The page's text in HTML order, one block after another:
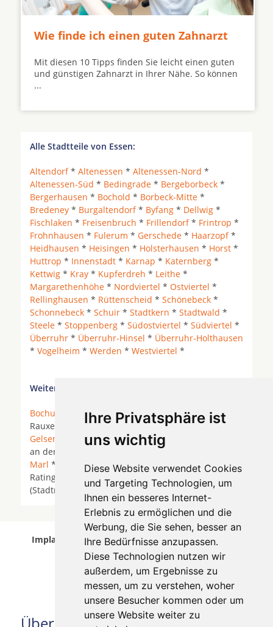
Ihre Privatsphäre ist
uns wichtig
Diese Website verwendet Cookies
und Targeting Technologien, um
Ihnen ein besseres Internet-
Erlebnis zu ermöglichen und die
Werbung, die Sie sehen, besser an
Ihre Bedürfnisse anzupassen.
Diese Technologien nutzen wir
außerdem, um Ergebnisse zu
messen, um zu verstehen, woher
unsere Besucher kommen oder um
unsere Website weiter zu
Wie finde ich einen guten Zahnarzt
Mit diesen 10 Tipps finden Sie leicht einen guten
und günstigen Zahnarzt in Ihrer Nähe. So können
...
Alle Stadtteile von Essen:
Altendorf* Altenessen * Altenessen-Nord *
Altenessen-Süd * Bedingrade * Bergeborbeck *
Bergerhausen * Bochold * Borbeck-Mitte *
Bredeney * Burgaltendorf* Byfang * Dellwig *
Fischlaken * Freisenbruch * Frillendorf* Frintrop *
Frohnhausen * Fulerum * Gerschede * Haarzopf*
Heidhausen * Heisingen * Holsterhausen * Horst *
Huttrop * Innenstadt * Karnap * Katernberg *
Kettwig * Kray * Kupferdreh * Leithe *
Margarethenhöhe * Nordviertel * Ostviertel *
Rellinghausen * Rüttenscheid * Schönebeck *
Schonnebeck * Schuir * Stadtkern * Stadtwald *
Steele * Stoppenberg * Südostviertel * Südviertel *
Überruhr * Überruhr-Hinsel * Überruhr-Holthausen
* Vogelheim * Werden * Westviertel *
Weitere Orte in der Nähe von Essen:
Bochum Bottrop* Bottrop-Kirchhellen* Castrop-
Rauxel *
Dorsten* Duisburg *Essen*
Gelsenkirchen *Gladbeck*Hattingen
an der Ruhr * Heiligenhaus *
Herne
Marl * Mülheim an der Ruhr*Oberhausen*
Ratingen *
Recklinghausen
* Recklinghausen
(Stadtmitte) * Sprockhövel *Velbert* Witten *
Implantologen in Essen wurde am 06 August 2026
aktualisiert.